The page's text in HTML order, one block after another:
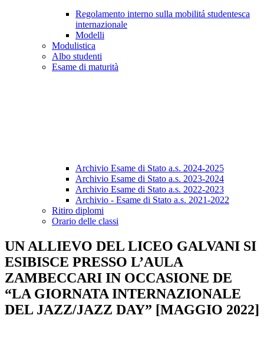
Regolamento interno sulla mobilitá studentesca
internazionale
Modelli
Modulistica
Albo studenti
Esame di maturità
Archivio Esame di Stato a.s. 2024-2025
Archivio Esame di Stato a.s. 2023-2024
Archivio Esame di Stato a.s. 2022-2023
Archivio - Esame di Stato a.s. 2021-2022
Ritiro diplomi
Orario delle classi
UN ALLIEVO DEL LICEO GALVANI SI
ESIBISCE PRESSO L’AULA
ZAMBECCARI IN OCCASIONE DE
“LA GIORNATA INTERNAZIONALE
DEL JAZZ/JAZZ DAY” [MAGGIO 2022]